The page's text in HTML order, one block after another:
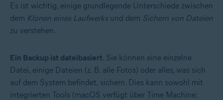
Es ist wichtig, einige grundlegende Unterschiede zwischen
dem Klonen eines Laufwerksund dem Sichern von Dateien
zu verstehen.
Ein Backup ist dateibasiert. Sie können eine einzelne
Datei, einige Dateien (z. B. alle Fotos) oder alles, was sich
auf dem System befindet, sichern. Dies kann sowohl mit
integrierten Tools (macOS verfügt über Time Machine;